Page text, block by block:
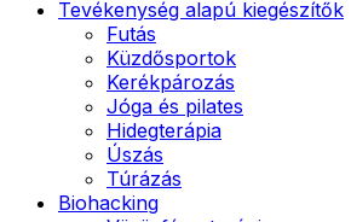
Tevékenység alapú kiegészítők
Futás
Küzdősportok
Kerékpározás
Jóga és pilates
Hidegterápia
Úszás
Túrázás
Biohacking